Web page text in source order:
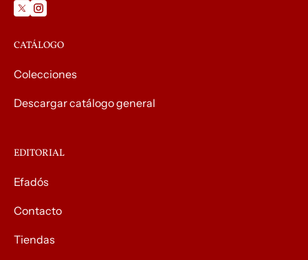
CATÁLOGO
Colecciones
Descargar catálogo general
EDITORIAL
Efadós
Contacto
Tiendas